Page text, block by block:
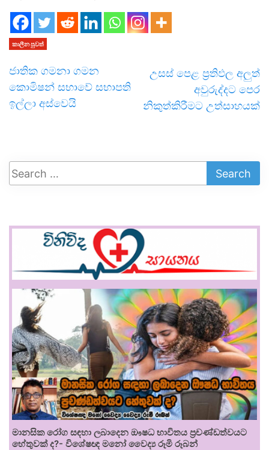
කාලීන පුවත්
ජාතික ගමනා ගමන
කොමිෂන් සභාවේ සභාපති
ඉල්ලා අස්වෙයි
උසස් පෙළ ප්‍රතිඵල අලුත්
අවුරුද්දට පෙර
නිකුත්කිරීමට උත්සාහයක්
මානසික රෝග සඳහා ලබාදෙන ඖෂධ භාවිතය ප්‍රචණ්ඩත්වයට
හේතුවක් ද?- විශේෂඥ මනෝ වෛද්‍ය රූමි රූබන්